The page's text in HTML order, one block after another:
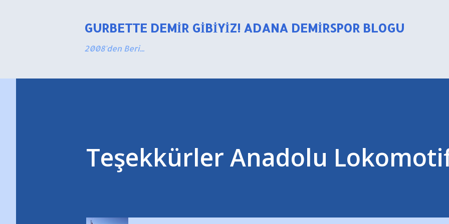
GURBETTE DEMIR GIBIYIZ! ADANA DEMIRSPOR BLOGU
2008'den Beri...
Teşekkürler Anadolu